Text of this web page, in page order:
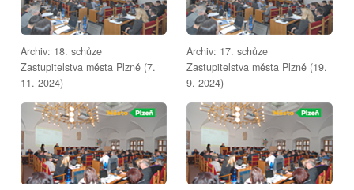
Archiv: 18. schůze
Zastupitelstva města Plzně (7.
11. 2024)
Archiv: 17. schůze
Zastupitelstva města Plzně (19.
9. 2024)